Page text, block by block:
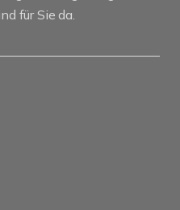
für Sie da.